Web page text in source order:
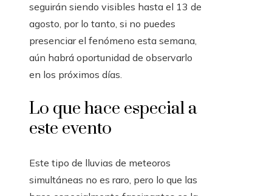
seguirán siendo visibles hasta el 13 de
agosto, por lo tanto, si no puedes
presenciar el fenómeno esta semana,
aún habrá oportunidad de observarlo
en los próximos días.
Lo que hace especial a
este evento
Este tipo de lluvias de meteoros
simultáneas no es raro, pero lo que las